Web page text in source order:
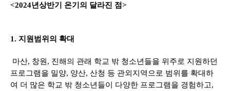
<2024년상반기 온기의 달라진 점>
1. 지원범위의 확대
마산, 창원, 진해의 관래 학교 밖 청소년들을 위주로 지원하던
프로그램을 밀양, 양산, 산청 등 관외지역으로 범위를 확대하
여 더 많은 학교 밖 청소년들이 다양한 프로그램을 경험하고,